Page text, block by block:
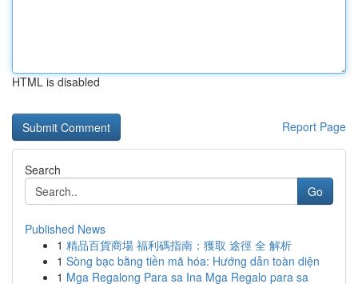
HTML is disabled
Report Page
Search
Go
Published News
1 精品百貨商場 福利碼指南：獲取 途徑 全 解析
1 Sòng bạc bằng tiền mã hóa: Hướng dẫn toàn diện
1 Mga Regalong Para sa Ina Mga Regalo para sa